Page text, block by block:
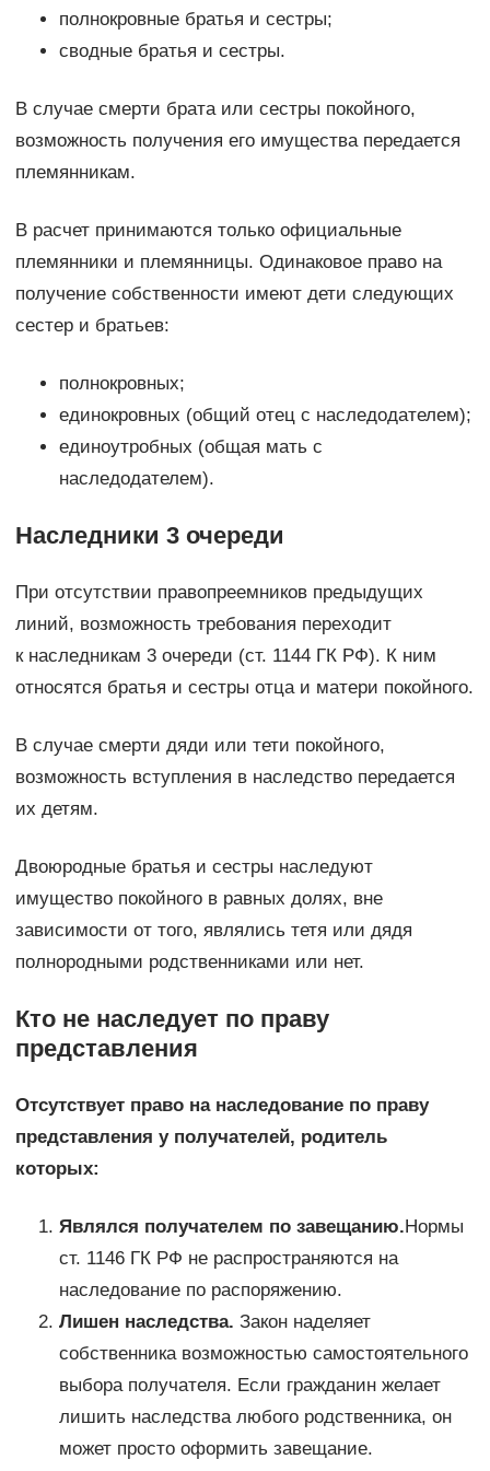
полнокровные братья и сестры;
сводные братья и сестры.
В случае смерти брата или сестры покойного,
возможность получения его имущества передается
племянникам.
В расчет принимаются только официальные
племянники и племянницы. Одинаковое право на
получение собственности имеют дети следующих
сестер и братьев:
полнокровных;
единокровных (общий отец с наследодателем);
единоутробных (общая мать с
наследодателем).
Наследники 3 очереди
При отсутствии правопреемников предыдущих
линий, возможность требования переходит
к наследникам 3 очереди (ст. 1144 ГК РФ). К ним
относятся братья и сестры отца и матери покойного.
В случае смерти дяди или тети покойного,
возможность вступления в наследство передается
их детям.
Двоюродные братья и сестры наследуют
имущество покойного в равных долях, вне
зависимости от того, являлись тетя или дядя
полнородными родственниками или нет.
Кто не наследует по праву
представления
Отсутствует право на наследование по праву
представления у получателей, родитель
которых:
Являлся получателем по завещанию. Нормы
ст. 1146 ГК РФ не распространяются на
наследование по распоряжению.
Лишен наследства. Закон наделяет
собственника возможностью самостоятельного
выбора получателя. Если гражданин желает
лишить наследства любого родственника, он
может просто оформить завещание.